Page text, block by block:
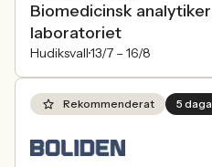
Biomedicinsk
laboratoriet
Hudiksvall13/7 – 16/8
Rekommenderat 5